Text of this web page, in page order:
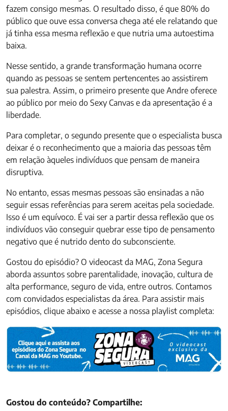
fazem consigo mesmas. O resultado disso, é que 80% do
público que ouve essa conversa chega até ele relatando que
já tinha essa mesma reflexão e que nutria uma autoestima
baixa.
Nesse sentido, a grande transformação humana ocorre
quando as pessoas se sentem pertencentes ao assistirem
sua palestra. Assim, o primeiro presente que Andre oferece
ao público por meio do Sexy Canvas e da apresentação é a
liberdade.
Para completar, o segundo presente que o especialista busca
deixar é o reconhecimento que a maioria das pessoas têm
em relação àqueles indivíduos que pensam de maneira
disruptiva.
No entanto, essas mesmas pessoas são ensinadas a não
seguir essas referências para serem aceitas pela sociedade.
Isso é um equívoco. É vai ser a partir dessa reflexão que os
indivíduos vão conseguir quebrar esse tipo de pensamento
negativo que é nutrido dento do subconsciente.
Gostou do episódio? O videocast da MAG, Zona Segura
aborda assuntos sobre parentalidade, inovação, cultura de
alta performance, seguro de vida, entre outros. Contamos
com convidados especialistas da área. Para assistir mais
episódios, clique abaixo e acesse a nossa playlist completa:
Gostou do conteúdo? Compartilhe: